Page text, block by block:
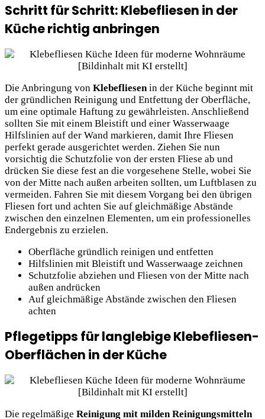
Schritt für Schritt: Klebefliesen in der
Küche richtig anbringen
Die Anbringung von Klebefliesenin der Küche beginnt mit
der gründlichen Reinigung und Entfettung der Oberfläche,
um eine optimale Haftung zu gewährleisten. Anschließend
sollten Sie mit einem Bleistift und einer Wasserwaage
Hilfslinien auf der Wand markieren, damit Ihre Fliesen
perfekt gerade ausgerichtet werden. Ziehen Sie nun
vorsichtig die Schutzfolie von der ersten Fliese ab und
drücken Sie diese fest an die vorgesehene Stelle, wobei Sie
von der Mitte nach außen arbeiten sollten, um Luftblasen zu
vermeiden. Fahren Sie mit diesem Vorgang bei den übrigen
Fliesen fort und achten Sie auf gleichmäßige Abstände
zwischen den einzelnen Elementen, um ein professionelles
Endergebnis zu erzielen.
Oberfläche gründlich reinigen und entfetten
Hilfslinien mit Bleistift und Wasserwaage zeichnen
Schutzfolie abziehen und Fliesen von der Mitte nach
außen andrücken
Auf gleichmäßige Abstände zwischen den Fliesen
achten
Pflegetipps für langlebige Klebefliesen-
Oberflächen in der Küche
Die regelmäßige Reinigung mit milden Reinigungsmitteln